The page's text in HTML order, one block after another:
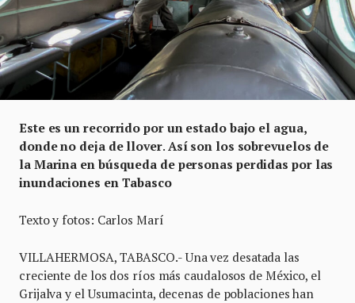
Este es un recorrido por un estado bajo el agua,
donde no deja de llover. Así son los sobrevuelos de
la Marina en búsqueda de personas perdidas por las
inundaciones en Tabasco
Texto y fotos: Carlos Marí
VILLAHERMOSA, TABASCO.- Una vez desatada las
creciente de los dos ríos más caudalosos de México, el
Grijalva y el Usumacinta, decenas de poblaciones han